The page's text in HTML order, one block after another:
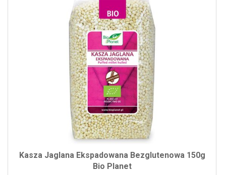
Kasza Jaglana Ekspadowana Bezglutenowa 150g
Bio Planet